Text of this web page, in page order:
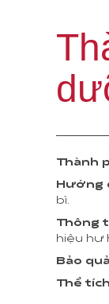
Thành
Hướng
bì.
Thông
hiệu hư
Bảo
Thể